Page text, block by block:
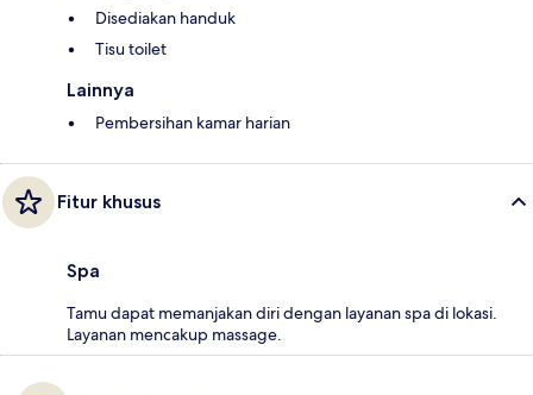
Disediakan handuk
Tisu toilet
Lainnya
Pembersihan kamar harian
Fitur khusus
Spa
Tamu dapat memanjakan diri dengan layanan spa di lokasi.
Layanan mencakup massage.